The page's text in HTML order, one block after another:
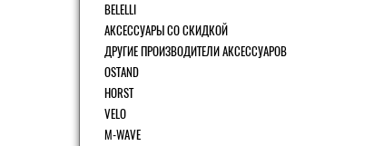
BELELLI
АКСЕССУАРЫ СО СКИДКОЙ
ДРУГИЕ ПРОИЗВОДИТЕЛИ АКСЕССУАРОВ
OSTAND
HORST
VELO
M-WAVE